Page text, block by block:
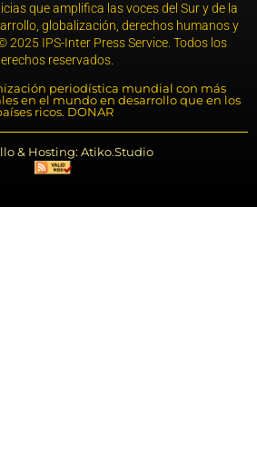
que amplifica las voces del Sur y de la
globalización, derechos humanos y
2025 IPS-Inter Press Service. Todos los
reservados.
periodística mundial con más
en el mundo en desarrollo que en los
ricos. DONAR
& Hosting: Atiko.Studio